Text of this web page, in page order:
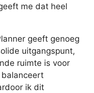
me dat heel
geeft genoeg
uitgangspunt,
ruimte is voor
ik dit